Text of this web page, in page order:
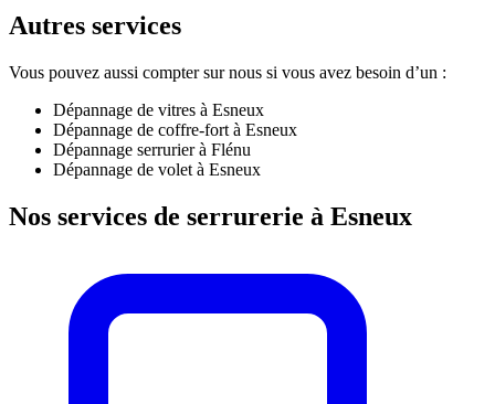
Autres services
Vous pouvez aussi compter sur nous si vous avez besoin d’un :
Dépannage de vitres à Esneux
Dépannage de coffre-fort à Esneux
Dépannage serrurier à Flénu
Dépannage de volet à Esneux
Nos services de serrurerie à Esneux